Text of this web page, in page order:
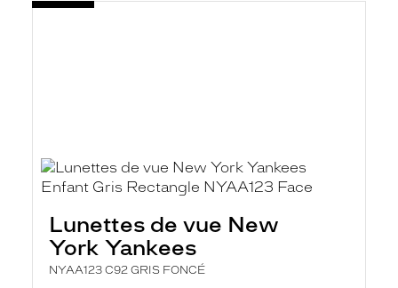
Lunettes de vue New
York Yankees
NYAA123 C92 GRIS FONCÉ